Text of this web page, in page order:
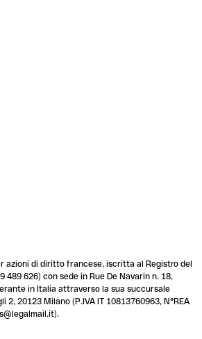
azioni di diritto francese, iscritta al Registro del
489 626) con sede in Rue De Navarin n. 18,
in Italia attraverso la sua succursale
2, 20123 Milano (P.IVA IT 10813760963, N°REA